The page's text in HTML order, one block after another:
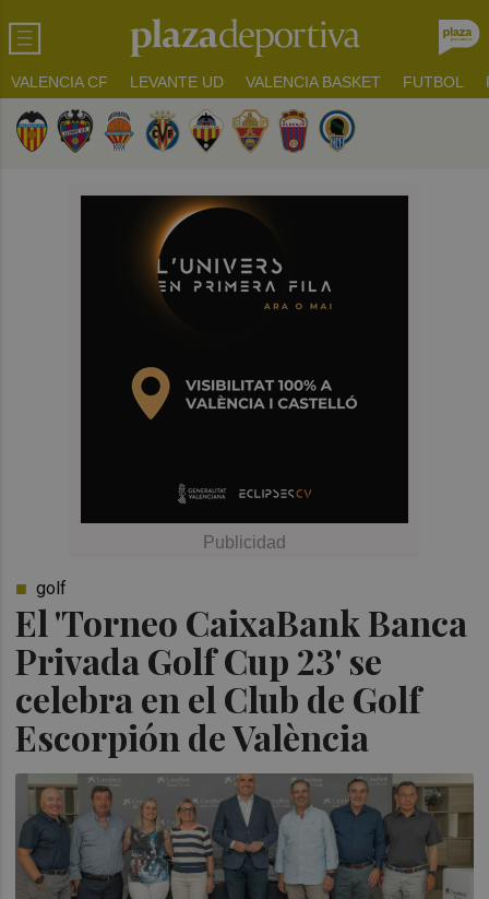
VALENCIA CF LEVANTE UD VALENCIA BASKET FUTBOL
El 'Torneo CaixaBank Banca
Privada Golf Cup 23' se
celebra en el Club de Golf
Escorpión de València
golf